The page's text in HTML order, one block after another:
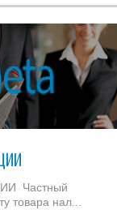
Частный
товара нал...